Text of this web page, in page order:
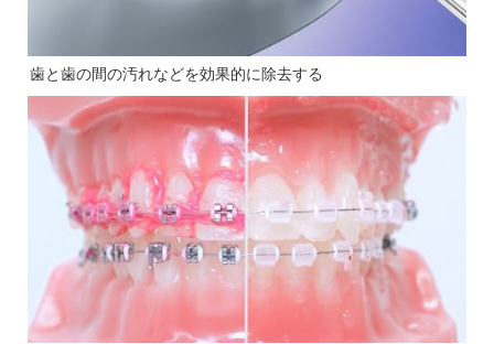
歯と歯の間の汚れなどを効果的に除去する